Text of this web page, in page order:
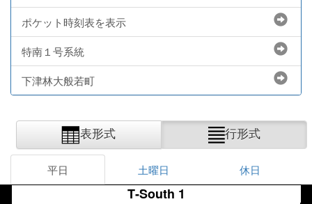
ポケット時刻表を表示
特南１号系統
下津林大般若町
表形式 行形式
平日 土曜日 休日
T‐South 1